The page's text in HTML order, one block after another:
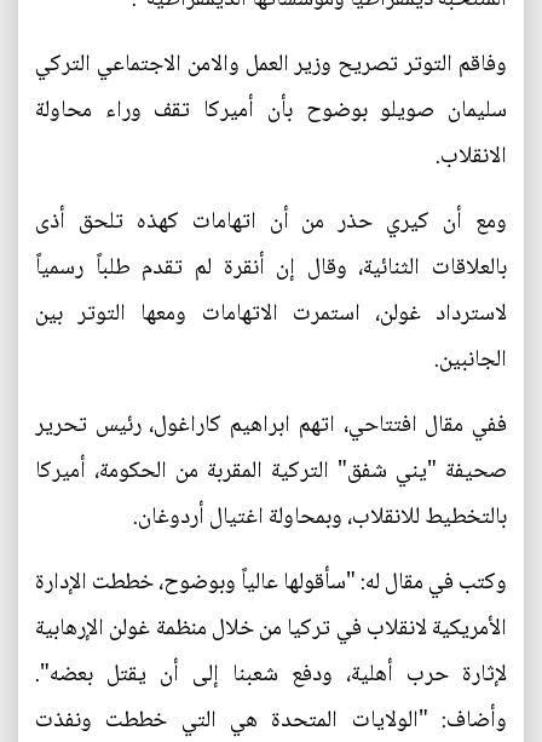
وفاقم التوتر تصريح وزير العمل والامن الاجتماعي التركي
سليمان صويلو بوضوح بأن أميركا تقف وراء محاولة
الانقلاب.
ومع أن كيري حذر من أن اتهامات كهذه تلحق أذى
بالعلاقات الثنائية، وقال إن أنقرة لم تقدم طلباً رسمياً
لاسترداد غولن، استمرت الاتهامات ومعها التوتر بين
الجانبين.
ففي مقال افتتاحي، اتهم ابراهيم كاراغول، رئيس تحرير
صحيفة "يني شفق" التركية المقربة من الحكومة، أميركا
بالتخطيط للانقلاب، وبمحاولة اغتيال أردوغان.
وكتب في مقال له: "سأقولها عالياً وبوضوح، خططت الإدارة
الأمريكية لانقلاب في تركيا من خلال منظمة غولن الإرهابية
لإثارة حرب أهلية، ودفع شعبنا إلى أن يقتل بعضه".
وأضاف: "الولايات المتحدة هي التي خططت ونفذت